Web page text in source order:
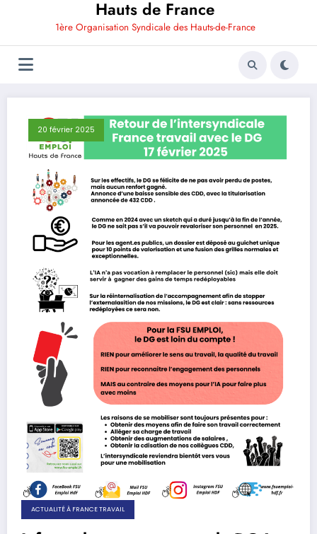
Hauts de France
1ère Organisation Syndicale des Hauts-de-France
20 février 2025
ACTUALITÉ À FRANCE TRAVAIL